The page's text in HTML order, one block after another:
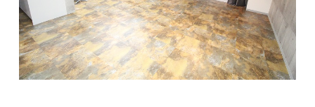
記事検索